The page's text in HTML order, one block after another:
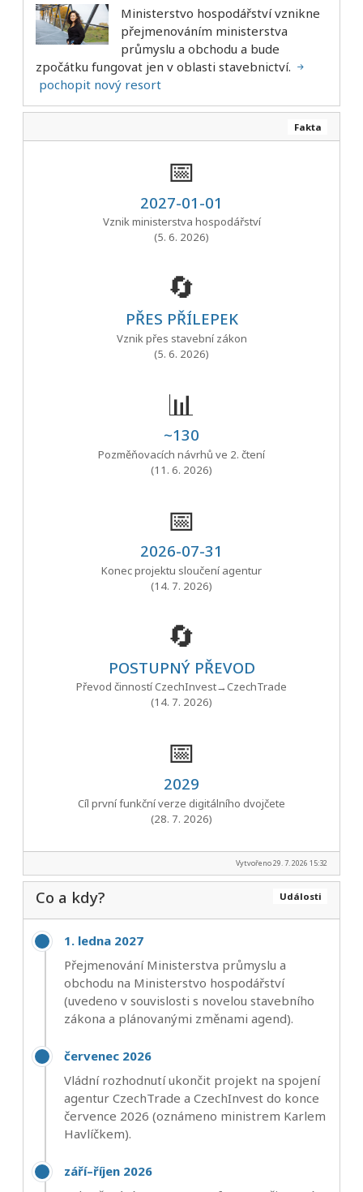
Ministerstvo hospodářství vznikne
přejmenováním ministerstva
průmyslu a obchodu a bude
zpočátku fungovat jen v oblasti stavebnictví.
pochopit nový resort
Fakta
📅
2027-01-01
Vznik ministerstva hospodářství
(5. 6. 2026)
🔄
PŘES PŘÍLEPEK
Vznik přes stavební zákon
(5. 6. 2026)
📊
~130
Pozměňovacích návrhů ve 2. čtení
(11. 6. 2026)
📅
2026-07-31
Konec projektu sloučení agentur
(14. 7. 2026)
🔄
POSTUPNÝ PŘEVOD
Převod činností CzechInvest→CzechTrade
(14. 7. 2026)
📅
2029
Cíl první funkční verze digitálního dvojčete
(28. 7. 2026)
Vytvořeno 29. 7. 2026 15:32
Události
Co a kdy?
1. ledna 2027
Přejmenování Ministerstva průmyslu a
obchodu na Ministerstvo hospodářství
(uvedeno v souvislosti s novelou stavebního
zákona a plánovanými změnami agend).
červenec 2026
Vládní rozhodnutí ukončit projekt na spojení
agentur CzechTrade a CzechInvest do konce
července 2026 (oznámeno ministrem Karlem
Havlíčkem).
září–říjen 2026